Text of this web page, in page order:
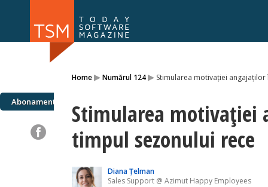
Home▸Numărul 124▸ Stimularea motivației
Abonamente
Stimularea motivației
timpul sezonului rece
Diana Țelman
Sales Support @ Azimut Happy Employees